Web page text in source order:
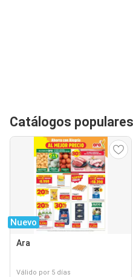
Catálogos
Nuevo
Ara
Válido por 5 días